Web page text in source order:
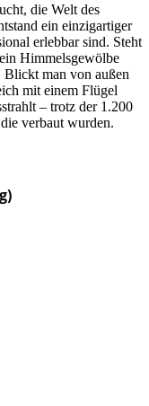
die Welt des
ein einzigartiger
erlebbar sind. Steht
Himmelsgewölbe
Blickt man von außen
mit einem Flügel
– trotz der 1.200
verbaut wurden.